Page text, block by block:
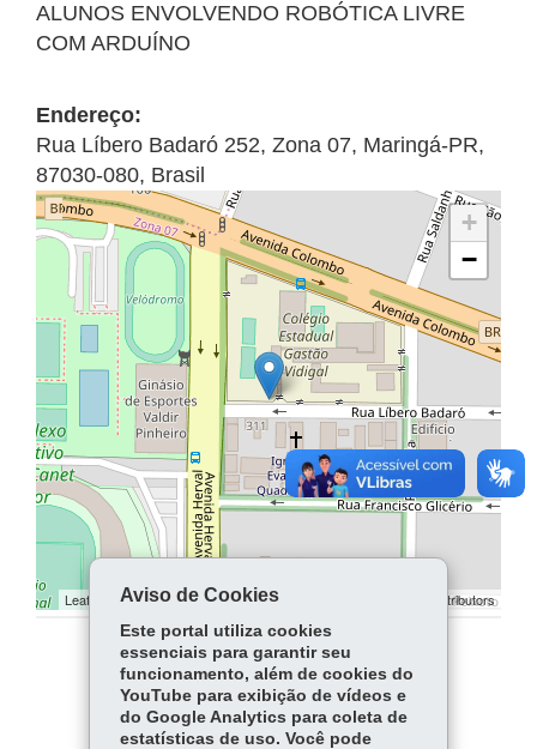
ALUNOS ENVOLVENDO ROBÓTICA LIVRE
COM ARDUÍNO
Endereço:
Rua Líbero Badaró 252, Zona 07, Maringá-PR,
87030-080, Brasil
+
−
Leaflet | ©OpenStreetMapcontributors | © contributors
COMPARTILHE:
Facebook WhatsApp
Aviso de Cookies
Este portal utiliza cookies
essenciais para garantir seu
funcionamento, além de cookies do
YouTube para exibição de vídeos e
do Google Analytics para coleta de
estatísticas de uso. Você pode